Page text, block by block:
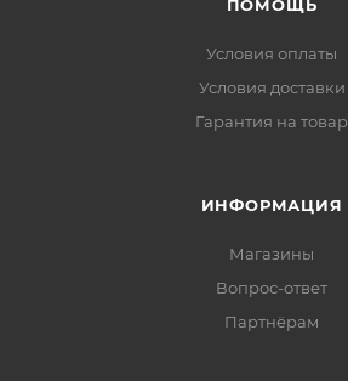
ПОМОЩЬ
Условия оплаты
Условия доставки
Гарантия на товар
ИНФОРМАЦИЯ
Магазины
Вопрос-ответ
Партнёрам